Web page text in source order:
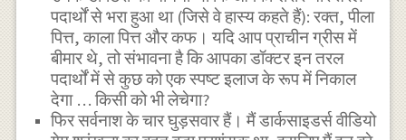
पदार्थों से भरा हुआ था (जिसे वे हास्य कहते हैं): रक्त, पीला
पित्त, काला पित्त और कफ। यदि आप प्राचीन ग्रीस में
बीमार थे, तो संभावना है कि आपका डॉक्टर इन तरल
पदार्थों में से कुछ को एक स्पष्ट इलाज के रूप में निकाल
देगा … किसी को भी लेचेगा?
फिर सर्वनाश के चार घुड़सवार हैं। मैं डार्कसाइडर्स वीडियो